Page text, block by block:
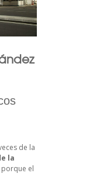
de la
la
el